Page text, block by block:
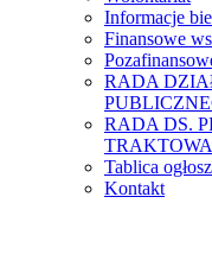
Informacje
Finansowe
RADA
RADA DS.
Tablica
Kontakt